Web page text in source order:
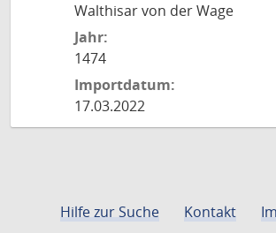
Walthisar von der Wage
Jahr:
1474
Importdatum:
17.03.2022
Hilfe zur Suche Kontakt